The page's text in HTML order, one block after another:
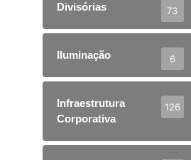
Divisórias 73
Iluminação 6
Infraestrutura
Corporativa
126